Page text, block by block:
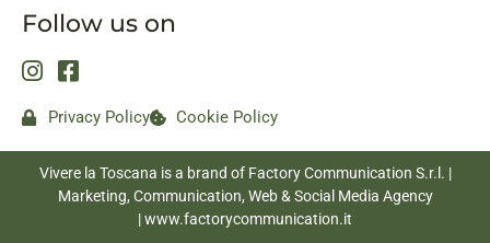
Follow us on
Privacy Policy Cookie Policy
Vivere la Toscana is a brand of Factory Communication S.r.l. |
Marketing, Communication, Web & Social Media Agency
|www.factorycommunication.it